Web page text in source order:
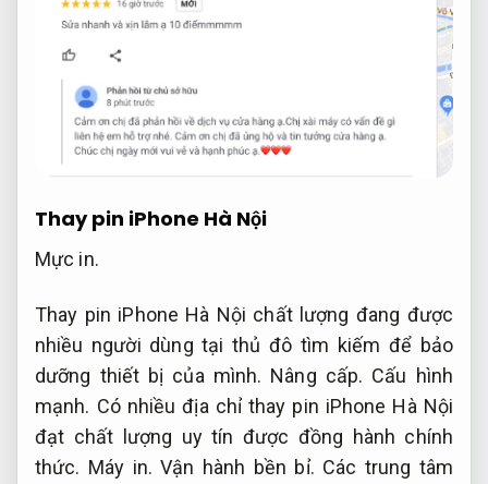
Thay pin iPhone Hà Nội
Mực in.
Thay pin iPhone Hà Nội chất lượng đang được
nhiều người dùng tại thủ đô tìm kiếm để bảo
dưỡng thiết bị của mình. Nâng cấp. Cấu hình
mạnh. Có nhiều địa chỉ thay pin iPhone Hà Nội
đạt chất lượng uy tín được đồng hành chính
thức. Máy in. Vận hành bền bỉ. Các trung tâm